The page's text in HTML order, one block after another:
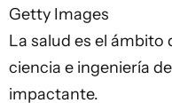
Getty Images
La salud es el ámbito
ciencia e ingeniería
impactante.